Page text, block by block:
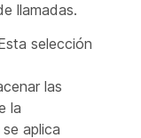
llamadas.
selección
las
la
aplica